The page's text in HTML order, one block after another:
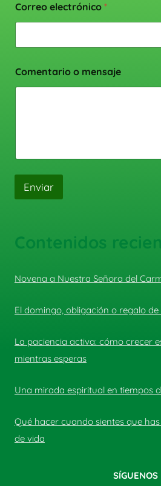
Correo electrónico *
Comentario o mensaje
Enviar
Contenidos
Novena a Nuestra Señora del
El domingo, obligación o regalo
La paciencia activa: cómo crecer
mientras esperas
Una mirada espiritual en tiempos
Qué hacer cuando sientes que
de vida
SÍGUENOS